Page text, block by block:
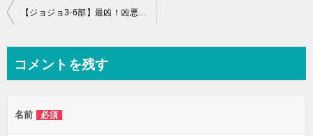
投
ビ
ー
【ジョジョ3-6部】最凶！凶悪すぎたスタンド能力5選を紹介ッ！
コメントを残す
名前 必須